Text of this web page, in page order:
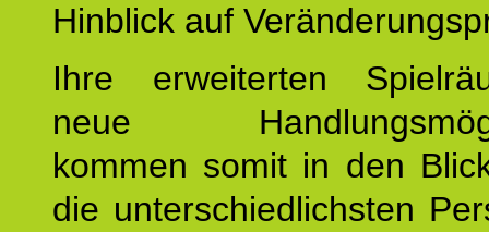
Hinblick auf
Ihre erweiterten
neue
kommen somit in den
die unterschiedlichsten